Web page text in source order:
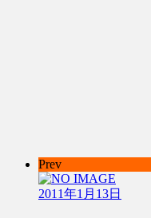
Prev
2011年1月13日